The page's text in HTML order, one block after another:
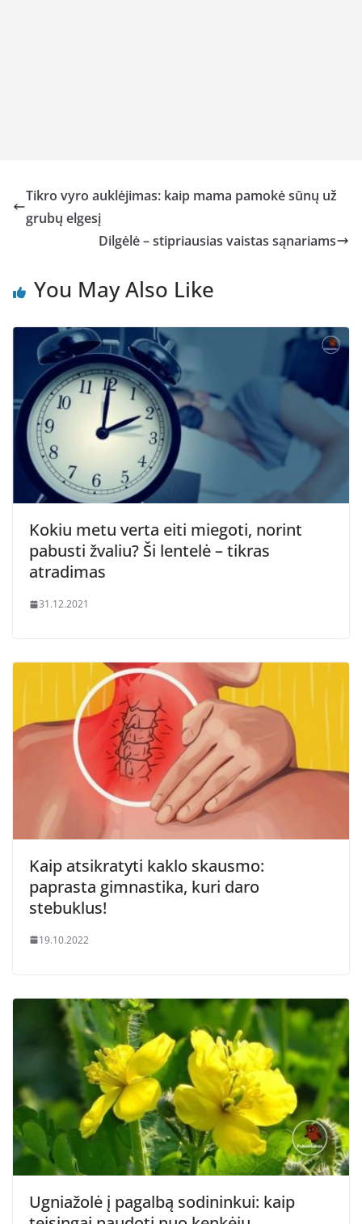
Tikro vyro auklėjimas: kaip mama pamokė sūnų už
grubų elgesį
Dilgėlė – stipriausias vaistas sąnariams
You May Also Like
Kokiu metu verta eiti miegoti, norint
pabusti žvaliu? Ši lentelė – tikras
atradimas
31.12.2021
Kaip atsikratyti kaklo skausmo:
paprasta gimnastika, kuri daro
stebuklus!
19.10.2022
Ugniažolė į pagalbą sodininkui: kaip